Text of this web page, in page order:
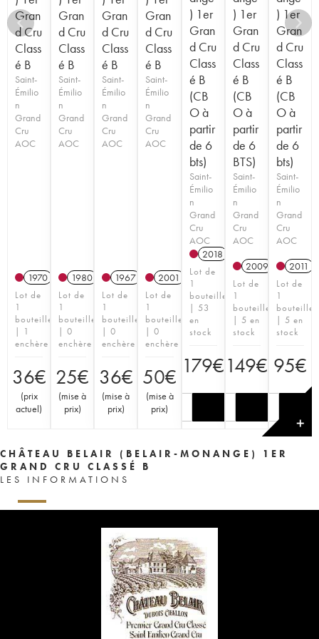
Gran
d Cru
Class
é B
Saint-
Émilio
n
Grand
Cru
AOC
1970
Lot de
1
bouteille
| 1
enchère
36€
(prix
actuel)
Gran
d Cru
Class
é B
Saint-
Émilio
n
Grand
Cru
AOC
1980
Lot de
1
bouteille
| 0
enchère
25€
(mise à
prix)
Gran
d Cru
Class
é B
Saint-
Émilio
n
Grand
Cru
AOC
1967
Lot de
1
bouteille
| 0
enchère
36€
(mise à
prix)
Gran
d Cru
Class
é B
Saint-
Émilio
n
Grand
Cru
AOC
2001
Lot de
1
bouteille
| 0
enchère
50€
(mise à
prix)
) 1er
Gran
d Cru
Class
é B
(CB
O à
partir
de 6
bts)
Saint-
Émilio
n
Grand
Cru
AOC
2018
Lot de
1
bouteille
| 53
en
stock
179€
) 1er
Gran
d Cru
Class
é B
(CB
O à
partir
de 6
BTS)
Saint-
Émilio
n
Grand
Cru
AOC
2009
Lot de
1
bouteille
| 5 en
stock
149€
) 1er
Gran
d Cru
Class
é B
(CB
O à
partir
de 6
bts)
Saint-
Émilio
n
Grand
Cru
AOC
2011
Lot de
1
bouteille
| 5 en
stock
95€
✕
CHÂTEAU BELAIR (BELAIR-MONANGE) 1ER
GRAND CRU CLASSÉ B
LES INFORMATIONS